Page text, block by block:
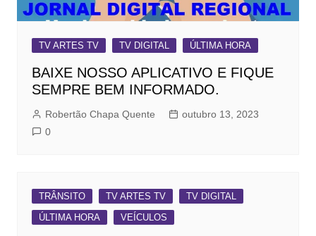
TV ARTES TV TV DIGITAL ÚLTIMA HORA
BAIXE NOSSO APLICATIVO E FIQUE
SEMPRE BEM INFORMADO.
Robertão Chapa Quente
outubro 13, 2023
0
TRÂNSITO TV ARTES TV
TV DIGITAL
ÚLTIMA HORA
VEÍCULOS